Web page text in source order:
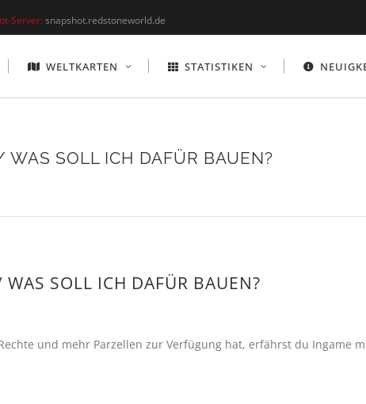
Server:snapshot.redstoneworld.de
WELTKARTEN STATISTIKEN
WAS SOLL ICH DAFÜR BAUEN?
SOLL ICH DAFÜR BAUEN?
und mehr Parzellen zur Verfügung hat, erfährst du Ingame